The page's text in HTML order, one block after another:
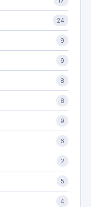
24
9
9
8
8
9
6
2
5
4